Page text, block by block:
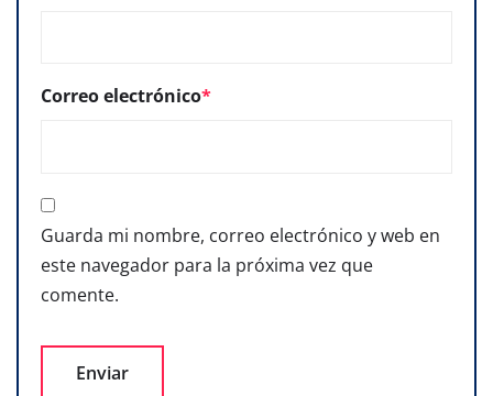
Correo electrónico*
Guarda mi nombre, correo electrónico y web en
este navegador para la próxima vez que
comente.